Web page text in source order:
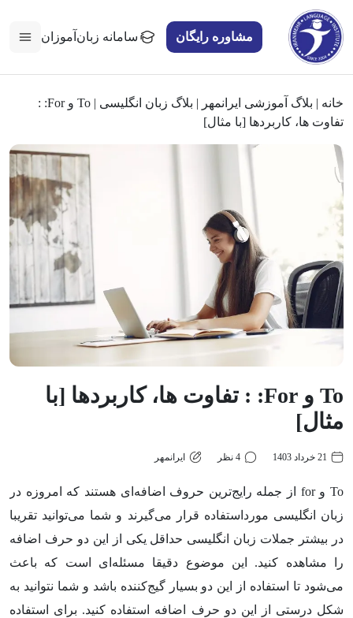
مشاوره رایگان سامانه زبان‌آموزان
خانه | بلاگ آموزشی ایرانمهر | بلاگ زبان انگلیسی |
To و For: :
تفاوت ها، کاربردها [با مثال]
To و For: : تفاوت ها، کاربردها [با
مثال]
21 خرداد 1403 4 نظر ایرانمهر
Toوfor از جمله رایج‌ترین حروف اضافه‌ای هستند که امروزه در
زبان انگلیسی مورداستفاده قرار می‌گیرند و شما می‌توانید تقریبا
در بیشتر جملات زبان انگلیسی حداقل یکی از این دو حرف اضافه
را مشاهده کنید. این موضوع دقیقا مسئله‌ای است که باعث
می‌شود تا استفاده از این دو بسیار گیج‌کننده باشد و شما نتوانید به
شکل درستی از این دو حرف اضافه استفاده کنید. برای استفاده